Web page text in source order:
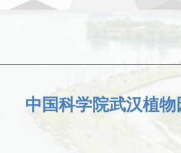
中国科学院武汉植